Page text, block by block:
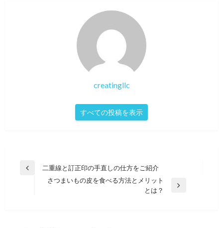
creatingllc
すべての投稿を表示
投
二重線と訂正印の手直しの仕方をご紹介
さつまいもの皮を食べる方法とメリット
とは？